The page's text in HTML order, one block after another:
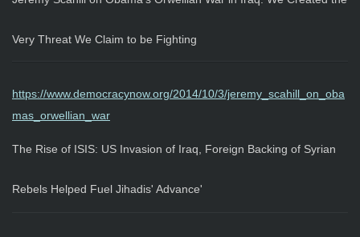
Very Threat We Claim to be Fighting
https://www.democracynow.org/2014/10/3/jeremy_scahill_on_oba
mas_orwellian_war
The Rise of ISIS: US Invasion of Iraq, Foreign Backing of Syrian
Rebels Helped Fuel Jihadis' Advance'